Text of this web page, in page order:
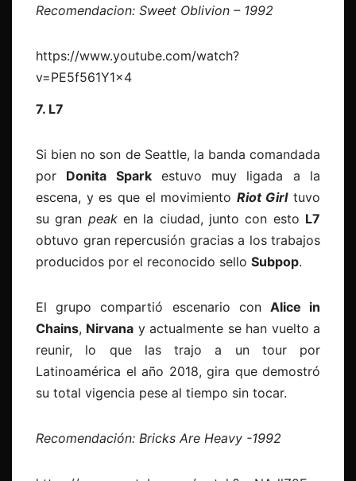
Recomendacion: Sweet Oblivion – 1992
https://www.youtube.com/watch?
v=PE5f561Y1x4
7. L7
Si bien no son de Seattle, la banda comandada
por Donita Sparkestuvo muy ligada a la
escena, y es que el movimiento Riot Girltuvo
su gran peaken la ciudad, junto con esto L7
obtuvo gran repercusión gracias a los trabajos
producidos por el reconocido sello Subpop.
El grupo compartió escenario con Alice in
Chains, Nirvana y actualmente se han vuelto a
reunir, lo que las trajo a un tour por
Latinoamérica el año 2018, gira que demostró
su total vigencia pese al tiempo sin tocar.
Recomendación: Bricks Are Heavy -1992